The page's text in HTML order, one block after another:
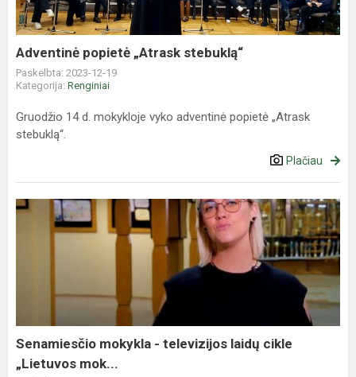
Adventinė popietė „Atrask stebuklą“
Paskelbta: 2023-12-19
Kategorija: Renginiai
Gruodžio 14 d. mokykloje vyko adventinė popietė „Atrask
stebuklą“.
Plačiau
Senamiesčio
mokykla
mok...
Senamiesčio mokykla - televizijos laidų cikle
„Lietuvos mok...